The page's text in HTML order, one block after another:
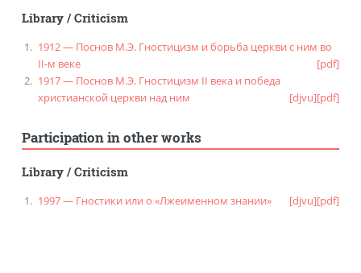
Library/Criticism
1912 — Поснов М.Э. Гностицизм и борьба церкви с ним во
II-м веке
[pdf]
1917 — Поснов М.Э. Гностицизм II века и победа
христианской церкви над ним
[djvu][pdf]
Participation in other works
Library/Criticism
1997 — Гностики или о «Лжеименном знании» [djvu][pdf]